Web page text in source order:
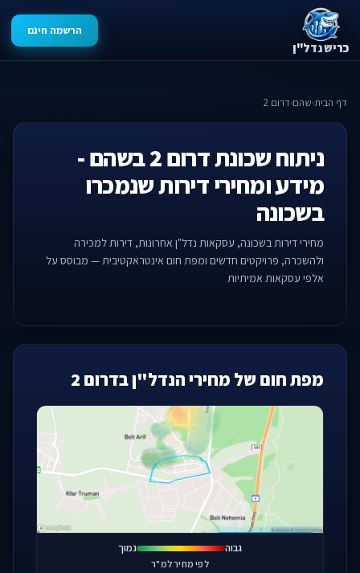
כריש נדל"ן
הרשמה חינם
דף הבית›שהם›דרום 2
ניתוח שכונת דרום 2 בשהם -
מידע ומחירי דירות שנמכרו
בשכונה
מחירי דירות בשכונה, עסקאות נדל"ן אחרונות, דירות למכירה
ולהשכרה, פרויקטים חדשים ומפת חום אינטראקטיבית — מבוסס על
אלפי עסקאות אמיתיות
מפת חום של מחירי הנדל"ן בדרום 2
פתחו מפה מלאה
גבוה נמוך
לפי מחיר למ"ר